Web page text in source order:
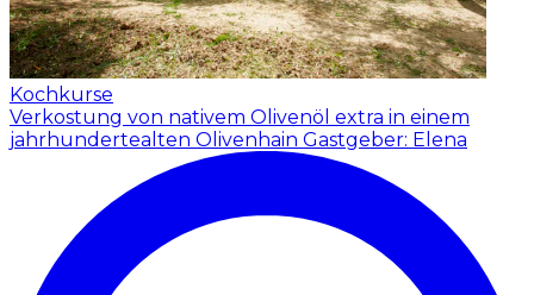
Kochkurse
Verkostung von nativem Olivenöl extra in einem
jahrhundertealten Olivenhain Gastgeber: Elena